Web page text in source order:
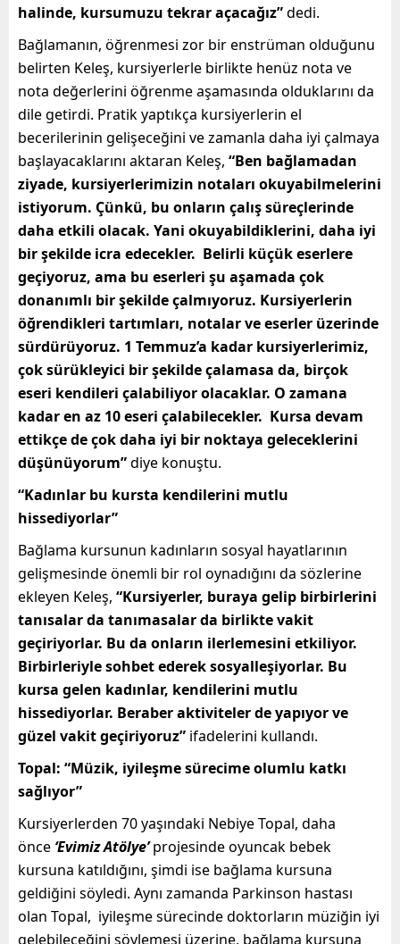
halinde, kursumuzu tekrar açacağız”dedi.
Bağlamanın, öğrenmesi zor bir enstrüman olduğunu
belirten Keleş, kursiyerlerle birlikte henüz nota ve
nota değerlerini öğrenme aşamasında olduklarını da
dile getirdi. Pratik yaptıkça kursiyerlerin el
becerilerinin gelişeceğini ve zamanla daha iyi çalmaya
başlayacaklarını aktaran Keleş, “Ben bağlamadan
ziyade, kursiyerlerimizin notaları okuyabilmelerini
istiyorum. Çünkü, bu onların çalış süreçlerinde
daha etkili olacak. Yani okuyabildiklerini, daha iyi
bir şekilde icra edecekler. Belirli küçük eserlere
geçiyoruz, ama bu eserleri şu aşamada çok
donanımlı bir şekilde çalmıyoruz. Kursiyerlerin
öğrendikleri tartımları, notalar ve eserler üzerinde
sürdürüyoruz. 1 Temmuz’a kadar kursiyerlerimiz,
çok sürükleyici bir şekilde çalamasa da, birçok
eseri kendileri çalabiliyor olacaklar. O zamana
kadar en az 10 eseri çalabilecekler. Kursa devam
ettikçe de çok daha iyi bir noktaya geleceklerini
düşünüyorum”diye konuştu.
“Kadınlar bu kursta kendilerini mutlu
hissediyorlar”
Bağlama kursunun kadınların sosyal hayatlarının
gelişmesinde önemli bir rol oynadığını da sözlerine
ekleyen Keleş, “Kursiyerler, buraya gelip birbirlerini
tanısalar da tanımasalar da birlikte vakit
geçiriyorlar. Bu da onların ilerlemesini etkiliyor.
Birbirleriyle sohbet ederek sosyalleşiyorlar. Bu
kursa gelen kadınlar, kendilerini mutlu
hissediyorlar. Beraber aktiviteler de yapıyor ve
güzel vakit geçiriyoruz” ifadelerini kullandı.
Topal: “Müzik, iyileşme sürecime olumlu katkı
sağlıyor”
Kursiyerlerden 70 yaşındaki Nebiye Topal, daha
önce ‘Evimiz Atölye’projesinde oyuncak bebek
kursuna katıldığını, şimdi ise bağlama kursuna
geldiğini söyledi. Aynı zamanda Parkinson hastası
olan Topal, iyileşme sürecinde doktorların müziğin iyi
gelebileceğini söylemesi üzerine, bağlama kursuna